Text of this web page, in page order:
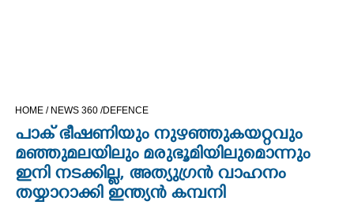
OPINION
HOME / NEWS 360 /DEFENCE
പാക്‌ ഭീഷണിയും നുഴഞ്ഞുകയറ്റവും
മഞ്ഞുമലയിലും മരുഭൂമിയിലുമൊന്നും
ഇനി നടക്കില്ല, അത്യുഗ്രൻ വാഹനം
തയ്യാറാക്കി ഇന്ത്യൻ കമ്പനി